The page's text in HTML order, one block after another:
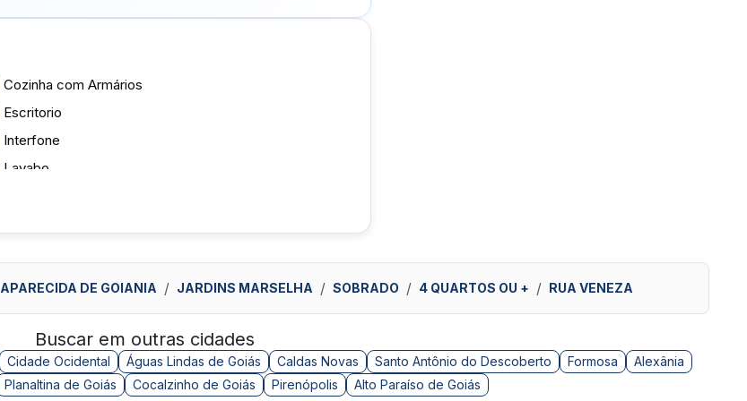
Cozinha com Armários
Escritorio
Interfone
Lavabo
Sauna
Pintura Nova
APARECIDA DE GOIANIA JARDINS MARSELHA SOBRADO 4 QUARTOS OU + RUA VENEZA
Buscar em outras cidades
Cidade Ocidental Águas Lindas de Goiás Caldas Novas Santo Antônio do Descoberto Formosa
Alexânia
Planaltina de Goiás Cocalzinho de Goiás Pirenópolis Alto Paraíso de Goiás